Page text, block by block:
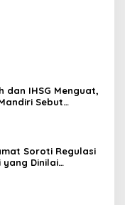
dan IHSG Menguat,
Sebut
Soroti Regulasi
yang Dinilai